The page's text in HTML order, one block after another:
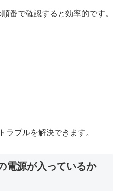
番で確認すると効率的です。
ラブルを解決できます。
電源が入っているか